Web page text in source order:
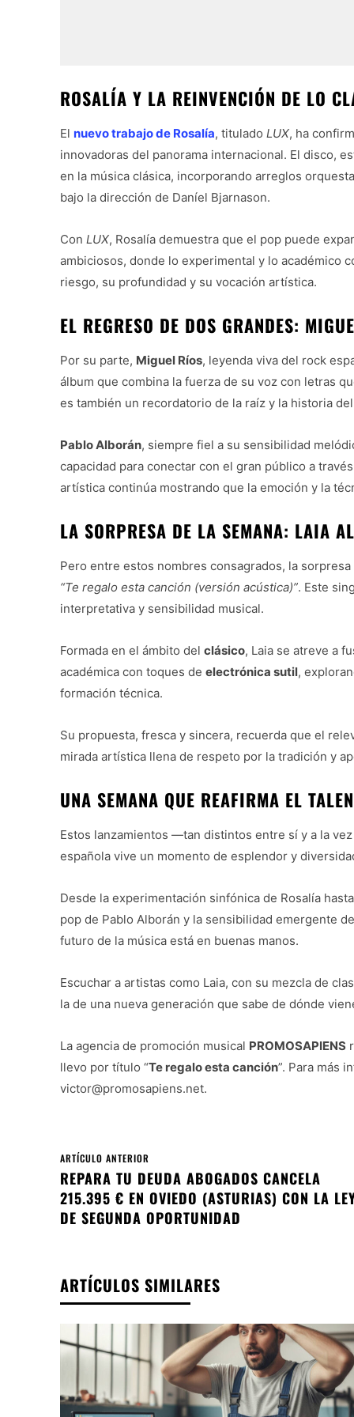
ROSALÍA Y LA REINVENCIÓN DE LO
El nuevo trabajo de Rosalía, titulado LUX, ha
innovadoras del panorama internacional. El disco,
en la música clásica, incorporando arreglos
bajo la dirección de Daníel Bjarnason.
Con LUX, Rosalía demuestra que el pop puede
ambiciosos, donde lo experimental y lo académico
riesgo, su profundidad y su vocación artística.
EL REGRESO DE DOS GRANDES:
Por su parte, Miguel Ríos, leyenda viva del rock
álbum que combina la fuerza de su voz con letras
es también un recordatorio de la raíz y la historia
Pablo Alborán, siempre fiel a su sensibilidad
capacidad para conectar con el gran público a
artística continúa mostrando que la emoción y la
LA SORPRESA DE LA SEMANA: LAIA
Pero entre estos nombres consagrados, la
“Te regalo esta canción (versión acústica)”. Este
interpretativa y sensibilidad musical.
Formada en el ámbito del clásico, Laia se atreve a
académica con toques de electrónica sutil,
formación técnica.
Su propuesta, fresca y sincera, recuerda que el
mirada artística llena de respeto por la tradición y
UNA SEMANA QUE REAFIRMA EL
Estos lanzamientos —tan distintos entre sí y a la
española vive un momento de esplendor y
Desde la experimentación sinfónica de Rosalía
pop de Pablo Alborán y la sensibilidad emergente
futuro de la música está en buenas manos.
Escuchar a artistas como Laia, con su mezcla de
la de una nueva generación que sabe de dónde
La agencia de promoción musical PROMOSAPIENS
llevo por título “Te regalo esta canción”. Para más
victor@promosapiens.net.
ARTÍCULO ANTERIOR
REPARA TU DEUDA ABOGADOS CANCELA
215.395 € EN OVIEDO (ASTURIAS) CON LA
DE SEGUNDA OPORTUNIDAD
ARTÍCULOS SIMILARES